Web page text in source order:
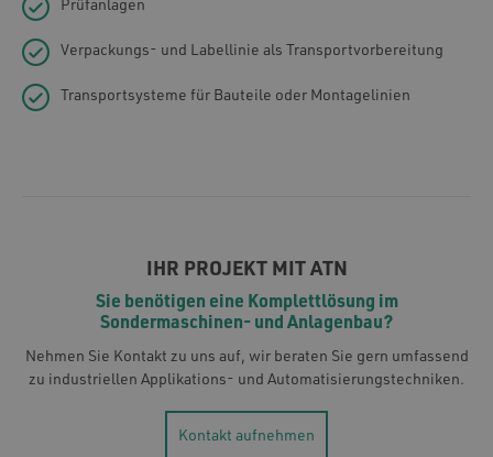
Prüfanlagen
Verpackungs- und Labellinie als Transportvorbereitung
Transportsysteme für Bauteile oder Montagelinien
IHR PROJEKT MIT ATN
Sie benötigen eine Komplettlösung im
Sondermaschinen- und Anlagenbau?
Nehmen Sie Kontakt zu uns auf, wir beraten Sie gern umfassend
zu industriellen Applikations- und Automatisierungstechniken.
Kontakt aufnehmen